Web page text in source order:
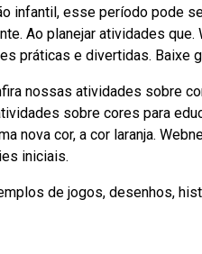
infantil, esse período pode
Ao planejar atividades
práticas e divertidas. Baixe
nossas atividades sobre
sobre cores para
nova cor, a cor laranja.
iniciais.
de jogos, desenhos,